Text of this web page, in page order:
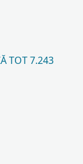
TOT 7.243